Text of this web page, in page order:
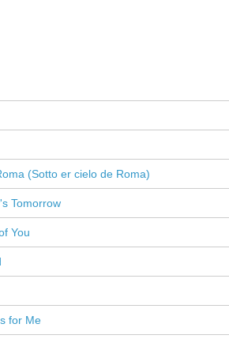
(Sotto er cielo de Roma)
Tomorrow
You
for Me